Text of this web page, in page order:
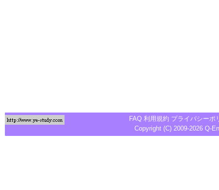
FAQ 利用規約 プライバシーポ
Copyright (C) 2009-2026 Q-